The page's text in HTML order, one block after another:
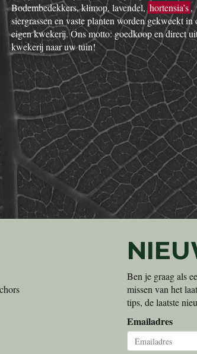
Bodembedekkers, klimop, lavendel,hortensia’s,
siergrassen en vaste planten worden gekweekt in
eigen kwekerij. Ons motto: goedkoop en direct
kwekerij naar uw tuin!
Ben je graag als
missen van het
tips, de laatste
Emailadres